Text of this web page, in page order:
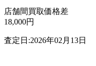
店舗間買取価格差
18,000円
査定日:2026年02月13日